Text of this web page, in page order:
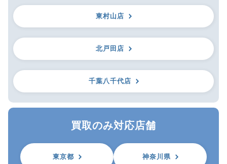
東村山店
北戸田店
千葉八千代店
買取のみ対応店舗
東京都 神奈川県